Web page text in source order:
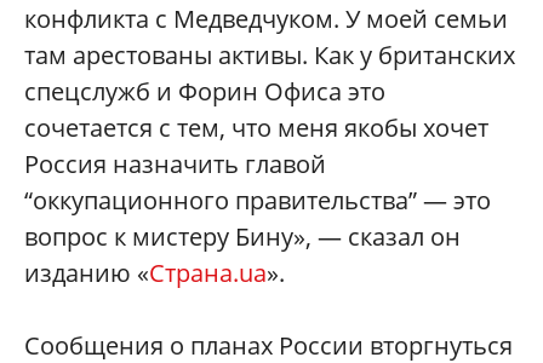
конфликта с Медведчуком. У моей семьи
там арестованы активы. Как у британских
спецслужб и Форин Офиса это
сочетается с тем, что меня якобы хочет
Россия назначить главой
“оккупационного правительства” — это
вопрос к мистеру Бину», — сказал он
изданию «Страна.ua».
Сообщения о планах России вторгнуться